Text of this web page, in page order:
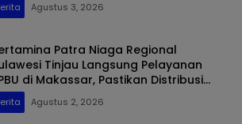
Agustus 3, 2026
Patra Niaga Regional
Tinjau Langsung Pelayanan
di Makassar, Pastikan Distribusi
Berjalan Optimal
Agustus 2, 2026